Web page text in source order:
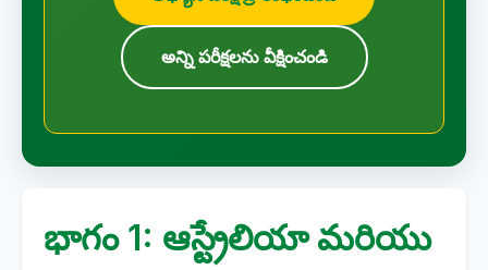
అన్ని పరీక్షలను వీక్షించండి
భాగం 1: ఆస్ట్రేలియా మరియు